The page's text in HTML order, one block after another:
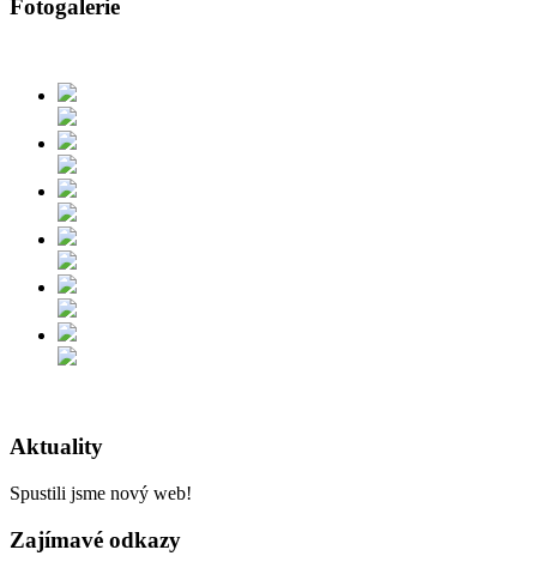
Fotogalerie
Aktuality
Spustili jsme nový web!
Zajímavé odkazy